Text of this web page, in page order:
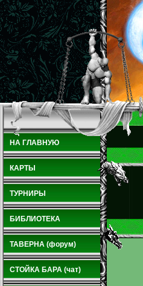
НА ГЛАВНУЮ
КАРТЫ
ТУРНИРЫ
БИБЛИОТЕКА
ТАВЕРНА (форум)
СТОЙКА БАРА (чат)